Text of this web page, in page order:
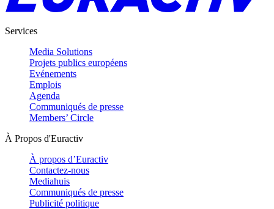
Services
Media Solutions
Projets publics européens
Evénements
Emplois
Agenda
Communiqués de presse
Members’ Circle
À Propos d'Euractiv
À propos d’Euractiv
Contactez-nous
Mediahuis
Communiqués de presse
Publicité politique